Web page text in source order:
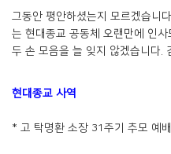
그동안 평안하셨는지 모르겠습니
는 현대종교 공동체 오랜만에 인
두 손 모음을 늘 잊지 않겠습니다.
현대종교 사역
* 고 탁명환 소장 31주기 추모 예배